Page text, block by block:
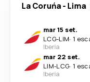
La Coruńa- Lima
mar 15 set.
LCG-LIM· 1
Iberia
mar 22 set.
LIM-LCG· 1
Iberia